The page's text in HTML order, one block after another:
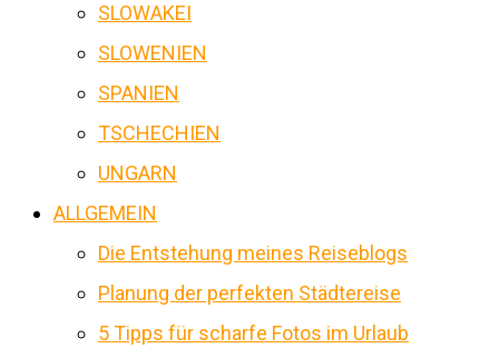
SLOWAKEI
SLOWENIEN
SPANIEN
TSCHECHIEN
UNGARN
ALLGEMEIN
Die Entstehung meines Reiseblogs
Planung der perfekten Städtereise
5 Tipps für scharfe Fotos im Urlaub